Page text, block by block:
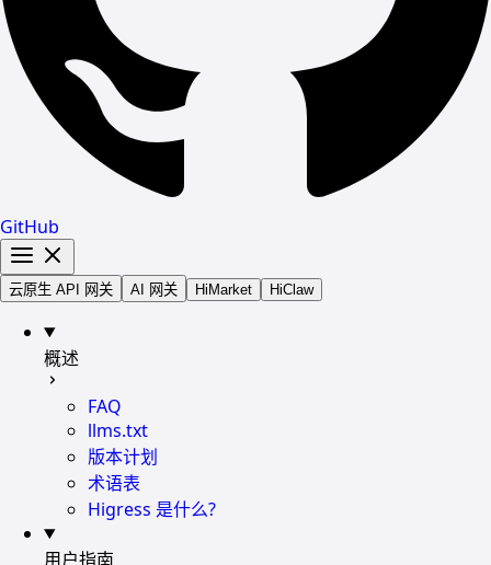
GitHub
云原生 API 网关 AI 网关 HiMarket HiClaw
概述
FAQ
llms.txt
版本计划
术语表
Higress 是什么?
用户指南